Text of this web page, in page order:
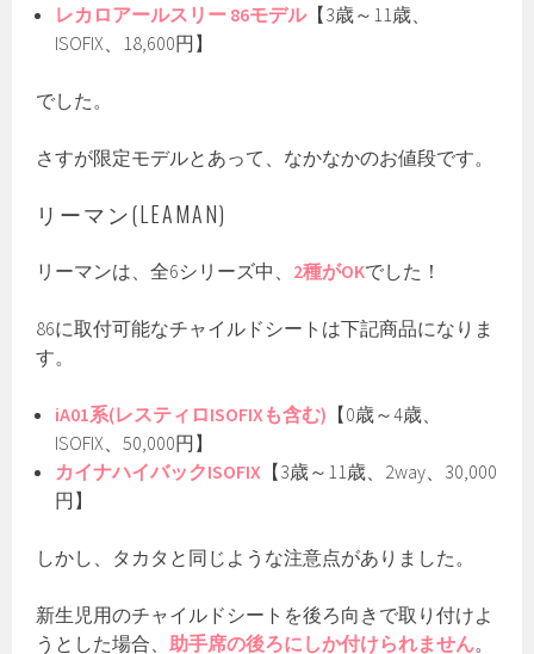
レカロアールスリー 86モデル【3歳～11歳、
ISOFIX、18,600円】
でした。
さすが限定モデルとあって、なかなかのお値段です。
リーマン(LEAMAN)
リーマンは、全6シリーズ中、 2種がOKでした！
86に取付可能なチャイルドシートは下記商品になりま
す。
iA01系(レスティロISOFIXも含む) 【0歳～4歳、
ISOFIX、50,000円】
カイナハイバックISOFIX 【3歳～11歳、2way、30,000
円】
しかし、タカタと同じような注意点がありました。
新生児用のチャイルドシートを後ろ向きで取り付けよ
うとした場合、助手席の後ろにしか付けられません。